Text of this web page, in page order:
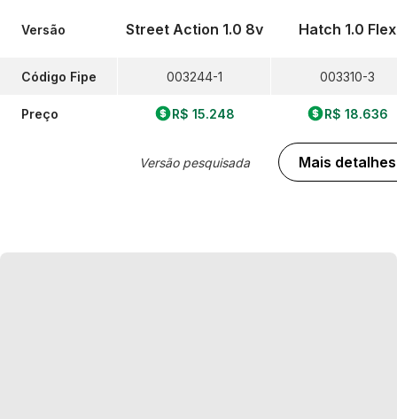
Versão
Código Fipe
Preço
Street Action 1.0 8v
003244-1
R$ 15.248
Versão pesquisada
Hatch 1.0 Flex
003310-3
R$ 18.636
Mais detalhes